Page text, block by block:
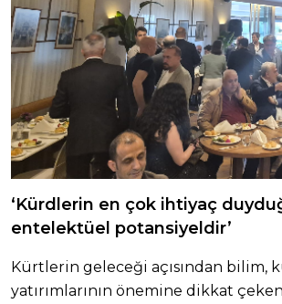
‘Kürdlerin en çok ihtiyaç
entelektüel potansiyeldir’
Kürtlerin geleceği açısından bilim,
yatırımlarının önemine dikkat